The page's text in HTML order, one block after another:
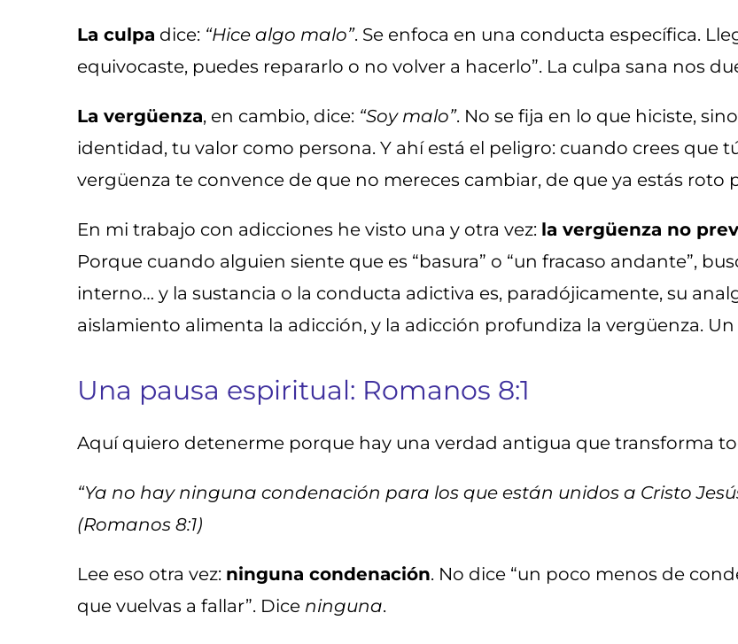
La culpa dice: “Hice algo malo”. Se enfoca en una conducta específica.
equivocaste, puedes repararlo o no volver a hacerlo”. La culpa sana nos
La vergüenza, en cambio, dice: “Soy malo”. No se fija en lo que hiciste,
identidad, tu valor como persona. Y ahí está el peligro: cuando crees que
vergüenza te convence de que no mereces cambiar, de que ya estás roto
En mi trabajo con adicciones he visto una y otra vez: la vergüenza no
Porque cuando alguien siente que es “basura” o “un fracaso andante”,
interno… y la sustancia o la conducta adictiva es, paradójicamente, su
aislamiento alimenta la adicción, y la adicción profundiza la vergüenza.
Una pausa espiritual: Romanos 8:1
Aquí quiero detenerme porque hay una verdad antigua que transforma
“Ya no hay ninguna condenación para los que están unidos a Cristo
(Romanos 8:1)
Lee eso otra vez: ninguna condenación. No dice “un poco menos de
que vuelvas a fallar”. Dice ninguna.